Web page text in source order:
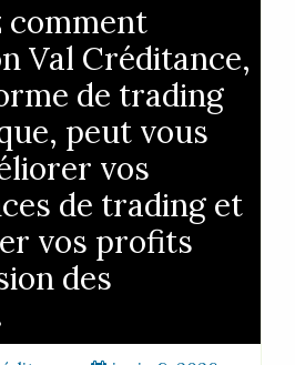
comment
Val Créditance,
de trading
peut vous
vos
de trading et
vos profits
des